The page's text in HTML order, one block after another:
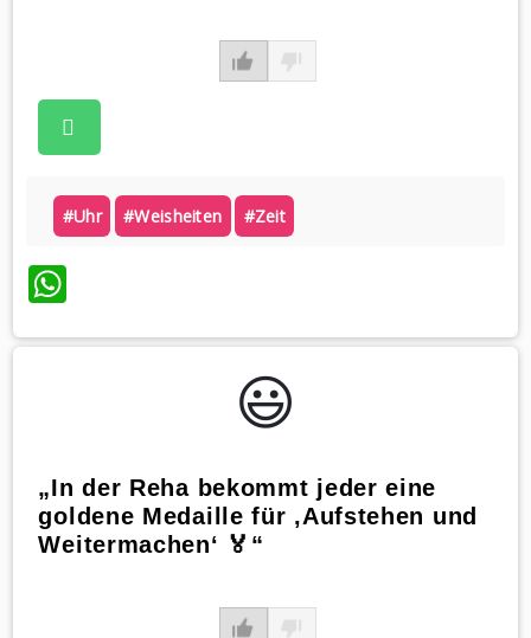
#uhr #weisheiten #zeit
WhatsApp
😃️
„In der Reha bekommt jeder eine
goldene Medaille für ‚Aufstehen und
Weitermachen‘ 🏅“